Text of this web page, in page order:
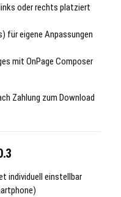
oder rechts platziert
für eigene Anpassungen
mit OnPage Composer
Zahlung zum Download
individuell einstellbar